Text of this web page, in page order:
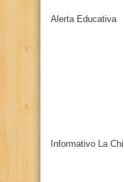
Alerta Educativa
Informativo La